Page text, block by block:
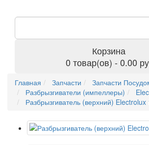
Корзина
0 товар(ов) - 0.00
Главная Запчасти
Запчасти
Разбрызгиватели (импеллеры)
Разбрызгиватель (верхний)